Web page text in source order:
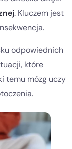
. Kluczem jest
odpowiednich
które
temu mózg uczy